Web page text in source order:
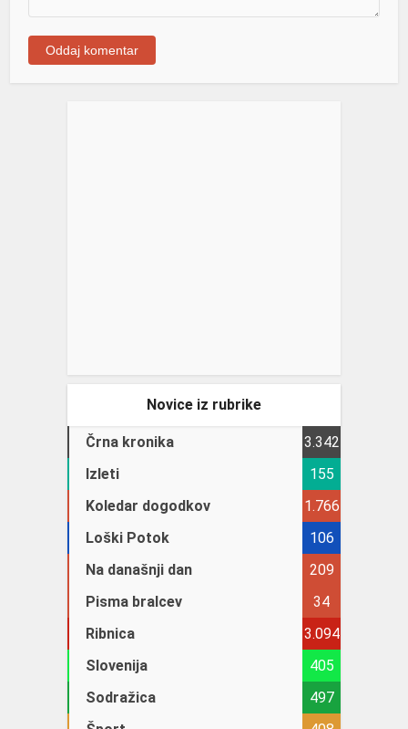
Novice iz rubrike
Črna kronika
3.342
Izleti
155
Koledar dogodkov
1.766
Loški Potok
106
Na današnji dan
209
Pisma bralcev
34
Ribnica
3.094
Slovenija
405
Sodražica
497